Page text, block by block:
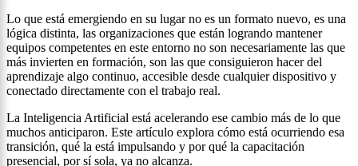
Lo que está emergiendo en su lugar no es un formato nuevo, es una
lógica distinta, las organizaciones que están logrando mantener
equipos competentes en este entorno no son necesariamente las que
más invierten en formación, son las que consiguieron hacer del
aprendizaje algo continuo, accesible desde cualquier dispositivo y
conectado directamente con el trabajo real.
La Inteligencia Artificial está acelerando ese cambio más de lo que
muchos anticiparon. Este artículo explora cómo está ocurriendo esa
transición, qué la está impulsando y por qué la capacitación
presencial, por sí sola, ya no alcanza.